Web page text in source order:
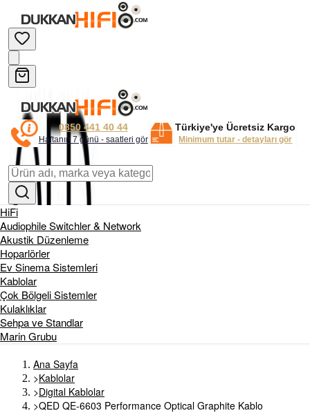
0850 441 40 44
Haftanın 7 günü - saatleri gör
Türkiye'ye Ücretsiz Kargo
Minimum tutar - detayları gör
HiFi
Audiophile Switchler & Network
Akustik Düzenleme
Hoparlörler
Ev Sinema Sistemleri
Kablolar
Çok Bölgeli Sistemler
Kulaklıklar
Sehpa ve Standlar
Marin Grubu
Ana Sayfa
>Kablolar
>Digital Kablolar
>QED QE-6603 Performance Optical Graphite Kablo